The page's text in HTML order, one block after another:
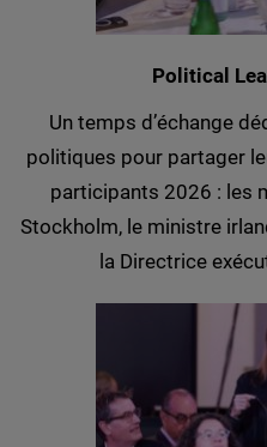
Political
Un temps d’échange
politiques pour partager
participants 2026 : les
Stockholm, le ministre
la Directrice